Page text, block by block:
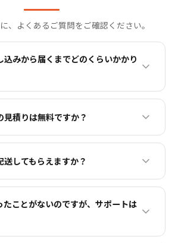
、よくあるご質問をご確認ください。
込みから届くまでどのくらいかかり
見積りは無料ですか？
してもらえますか？
たことがないのですが、サポートは